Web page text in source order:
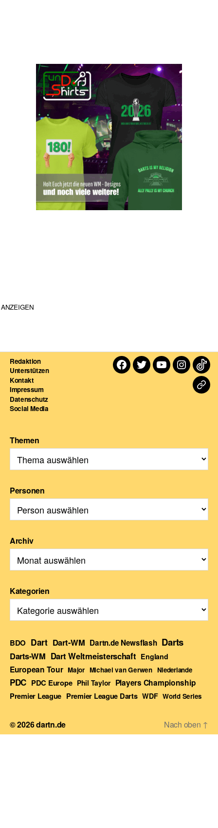
ANZEIGEN
Redaktion
Unterstützen
Kontakt
Impressum
Datenschutz
Social Media
Facebook
TwitterYoutube
Themen
Personen
Archiv
Kategorien
BDO Dart Dart-WM Dartn.de Newsflash Darts
Darts-WM Dart Weltmeisterschaft England
European Tour Major Michael van Gerwen Niederlande
PDC PDC Europe Phil Taylor Players Championship
Premier League Premier League Darts WDF World Series
© 2026dartn.de Nach oben ↑